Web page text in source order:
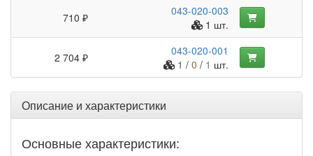
710 ₽
043-020-003
1 шт.
2 704 ₽
043-020-001
1 / 0 / 1 шт.
Описание и характеристики
Основные характеристики: